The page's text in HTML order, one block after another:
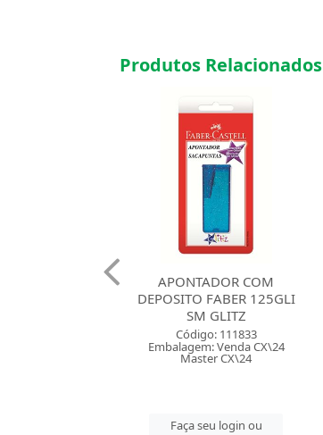
Produtos Relacionados
APONTADOR COM
DEPOSITO MAPED CROC
CROC INNOVATION
Código: 115035
Embalagem: Venda DP\20
Master CM\240
Faça seu login ou